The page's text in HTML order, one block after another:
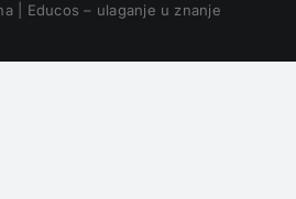
| Educos – ulaganje u znanje